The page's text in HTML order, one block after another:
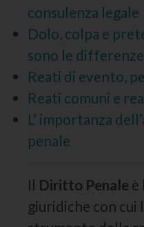
consulenza legale
Dolo, colpa e
sono le differenze
Reati di evento,
Reati comuni e
L’ importanza
penale
Il Diritto Penale è
giuridiche con